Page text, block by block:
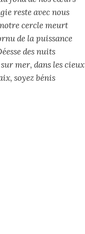
reste avec nous
cercle meurt
de la puissance
des nuits
mer, dans les cieux
soyez bénis